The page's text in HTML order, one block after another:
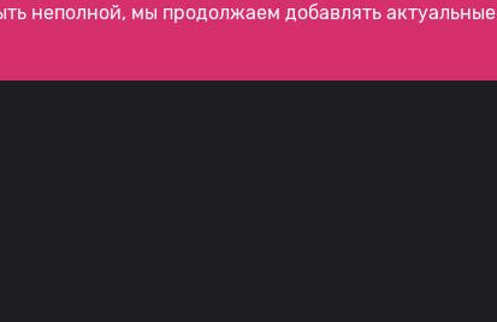
неполной, мы продолжаем добавлять актуальные